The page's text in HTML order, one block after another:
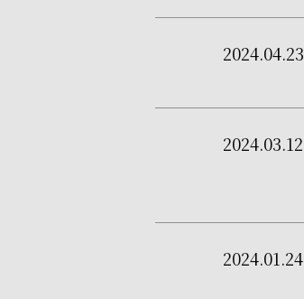
2024.04.23
2024.03.12
2024.01.24